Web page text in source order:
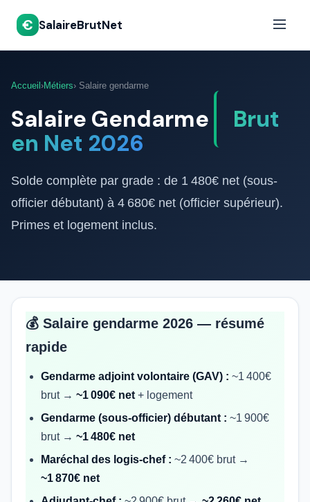
€ SalaireBrutNet
Accueil ›Métiers› Salaire gendarme
Salaire Gendarme
Brut
en Net 2026
Solde complète par grade : de 1 480€ net (sous-
officier débutant) à 4 680€ net (officier supérieur).
Primes et logement inclus.
💰 Salaire gendarme 2026 — résumé
rapide
Gendarme adjoint volontaire (GAV) : ~1 400€
brut → ~1 090€ net + logement
Gendarme (sous-officier) débutant : ~1 900€
brut → ~1 480€ net
Maréchal des logis-chef : ~2 400€ brut →
~1 870€ net